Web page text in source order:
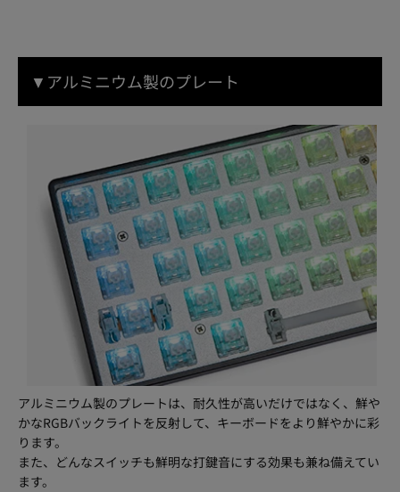
▼アルミニウム製のプレート
アルミニウム製のプレートは、耐久性が高いだけではなく、鮮や
かなRGBバックライトを反射して、キーボードをより鮮やかに彩
ります。
また、どんなスイッチも鮮明な打鍵音にする効果も兼ね備えてい
ます。